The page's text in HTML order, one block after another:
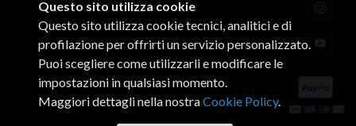
Questo sito utilizza cookie
Questo sito utilizza cookie tecnici, analitici e di
profilazione per offrirti un servizio personalizzato.
Puoi scegliere come utilizzarli e modificare le
impostazioni in qualsiasi momento.
Maggiori dettagli nella nostraCookie Policy.